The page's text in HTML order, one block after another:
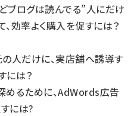
ブログは読んでる”人にだけ
効率よく購入を促すには？
人だけに、実店舗へ誘導す
には？
めるために、AdWords広告
には?